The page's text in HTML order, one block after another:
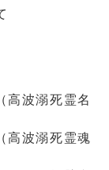
高波溺死霊名
高波溺死霊魂